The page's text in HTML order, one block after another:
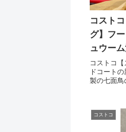
コスト
グ】フ
ュウー
リル！
コストコ
ドコート
製の七面鳥
コストコ